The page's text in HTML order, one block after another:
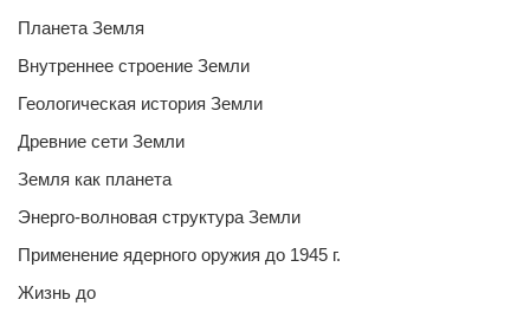
Планета Земля
Внутреннее строение Земли
Геологическая история Земли
Древние сети Земли
Земля как планета
Энерго-волновая структура Земли
Применение ядерного оружия до 1945 г.
Жизнь до